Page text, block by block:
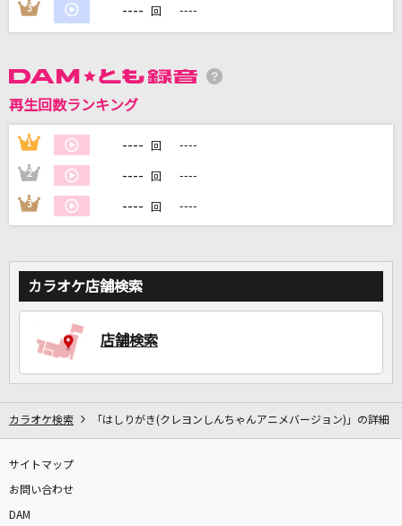
カラオケをもっと楽しもう！
自宅でカラオケ歌い放題！
3 ---- 回 ----
再生回数ランキング
1 ---- 回 ----
2 ---- 回 ----
3 ---- 回 ----
カラオケ店舗検索
店舗検索
カラオケ検索 「はしりがき(クレヨンしんちゃんアニメバージョン)」の詳細
サイトマップ
お問い合わせ
DAM